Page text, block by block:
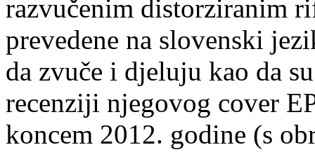
razvučenim distorziranim
prevedene na slovenski
da zvuče i djeluju kao da
recenziji njegovog cover
koncem 2012. godine (s